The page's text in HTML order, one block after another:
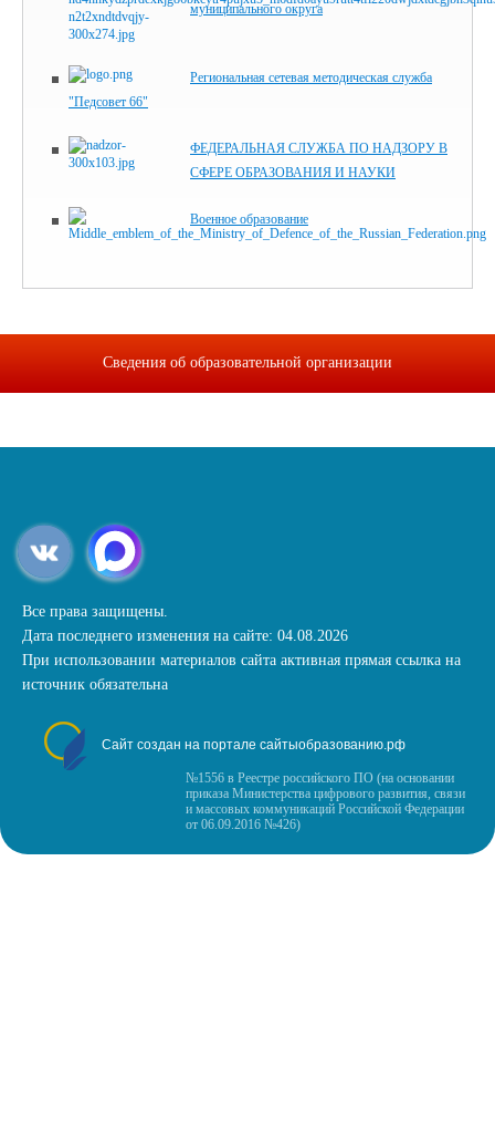
муниципального округа
Региональная сетевая методическая служба
"Педсовет 66"
ФЕДЕРАЛЬНАЯ СЛУЖБА ПО НАДЗОРУ В
СФЕРЕ ОБРАЗОВАНИЯ И НАУКИ
Военное образование
Сведения об образовательной организации
Все права защищены.
Дата последнего изменения на сайте: 04.08.2026
При использовании материалов сайта активная прямая ссылка на
источник обязательна
Сайт создан на портале сайтыобразованию.рф
№1556 в Реестре российского ПО (на основании
приказа Министерства цифрового развития, связи
и массовых коммуникаций Российской Федерации
от 06.09.2016 №426)